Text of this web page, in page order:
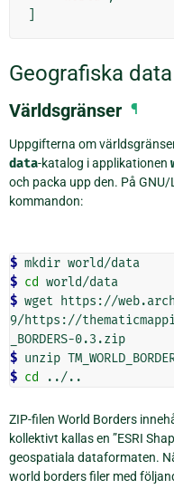
Geografiska data
Världsgränser ¶
Uppgifterna om
data-katalog i applikationen
och packa upp den. På
kommandon:
$ mkdir
$ cd
$ wget
https://
9/https://
$ unzip
$ cd
ZIP-filen World Borders
kollektivt kallas en ”ESRI
geospatiala dataformaten.
world borders filer med